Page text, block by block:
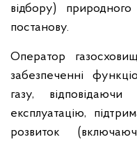
відбору)
постанову.
Оператор
забезпеченні
газу,
експлуатацію,
розвиток